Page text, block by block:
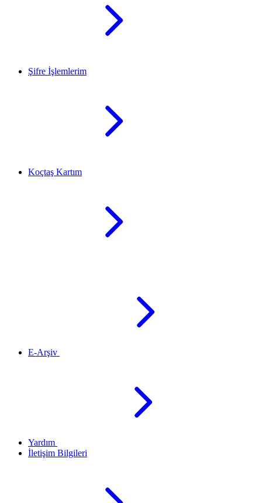
Şifre İşlemlerim
Koçtaş Kartım
E-Arşiv
Yardım
İletişim Bilgileri